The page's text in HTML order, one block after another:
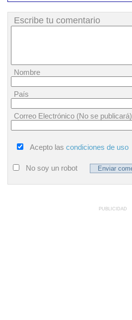
Escribe tu comentario
Nombre
País
Correo Electrónico (No se publicará)
Acepto las condiciones de uso
No soy un robot
PUBLICIDAD